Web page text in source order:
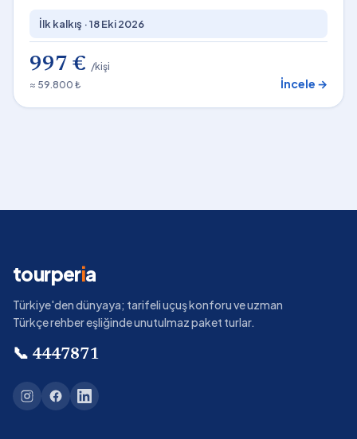
İlk kalkış ·18 Eki 2026
997 € /kişi
≈ 59.800 ₺
İncele →
tourperia
Türkiye'den dünyaya; tarifeli uçuş konforu ve uzman
Türkçe rehber eşliğinde unutulmaz paket turlar.
📞 4447871